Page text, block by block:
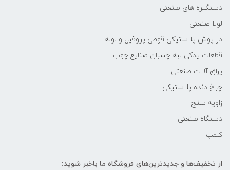
دستگیره های صنعتی
لولا صنعتی
در پوش پلاستیکی قوطی پروفیل و لوله
قطعات یدکی لبه چسبان صنایع چوب
یراق آلات صنعتی
چرخ دنده پلاستیکی
زاویه سنج
دستگاه صنعتی
کلمپ
از تخفیف‌ها و جدیدترین‌های فروشگاه ما باخبر شوید: